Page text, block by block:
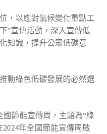
，以應對氣候變化重點工
”宣傳活動，深入宣傳低
知識，提升公眾低碳意
動綠色低碳發展的必然選
國節能宣傳周，主題為“綠
年全國節能宣傳周啟